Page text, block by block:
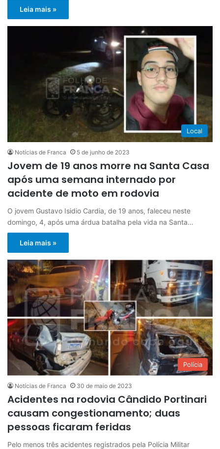
Leia mais »
Local
Notícias de Franca 5 de junho de 2023
Jovem de 19 anos morre na Santa Casa
após uma semana internado por
acidente de moto em rodovia
O jovem Gustavo Isidio Cardia, de 19 anos, faleceu neste
domingo, 4, após uma árdua batalha pela vida na Santa…
Leia mais »
Polícia
Notícias de Franca 30 de maio de 2023
Acidentes na rodovia Cândido Portinari
causam congestionamento; duas
pessoas ficaram feridas
Pelo menos três acidentes registrados pela Polícia Militar